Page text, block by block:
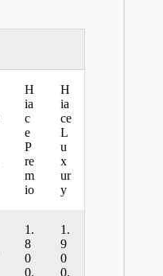
H
ia
c
e
P
re
m
io
H
ia
ce
L
u
x
ur
y
1.
8
0
0.
1.
9
0
0.